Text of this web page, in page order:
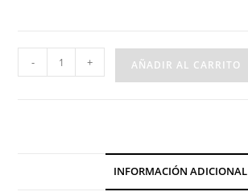
Algodón
- + AÑADIR AL CARRITO
INFORMACIÓN ADICIONAL